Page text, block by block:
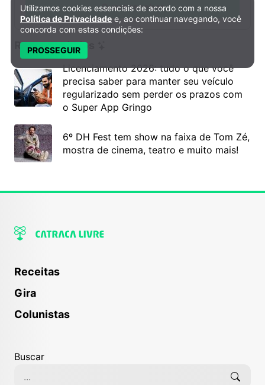
Quero receber
Recomendados
Licenciamento 2026: tudo o que você
precisa saber para manter seu veículo
regularizado sem perder os prazos com
o Super App Gringo
6º DH Fest tem show na faixa de Tom Zé,
mostra de cinema, teatro e muito mais!
Receitas
Gira
Colunistas
Buscar
Política de Privacidade e Cookies
Utilizamos cookies essenciais de acordo com a nossa
Política de Privacidade e, ao continuar navegando, você
concorda com estas condições:
PROSSEGUIR